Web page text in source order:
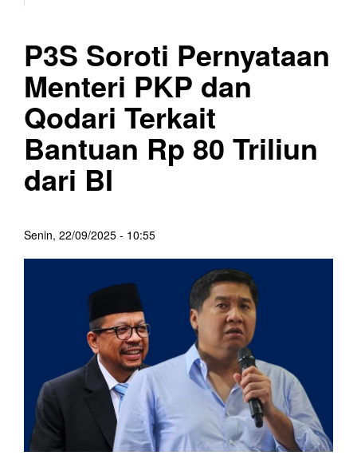
P3S Soroti Pernyataan
Menteri PKP dan
Qodari Terkait
Bantuan Rp 80 Triliun
dari BI
Senin, 22/09/2025 - 10:55